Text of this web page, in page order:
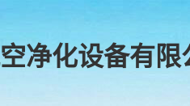
净化设备有限